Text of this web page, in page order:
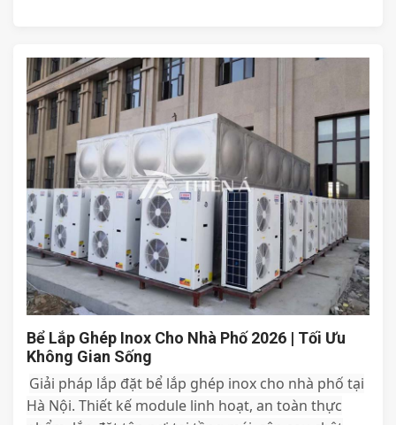
Bể Lắp Ghép Inox Cho Nhà Phố 2026 | Tối Ưu
Không Gian Sống
Giải pháp lắp đặt bể lắp ghép inox cho nhà phố tại
Hà Nội. Thiết kế module linh hoạt, an toàn thực